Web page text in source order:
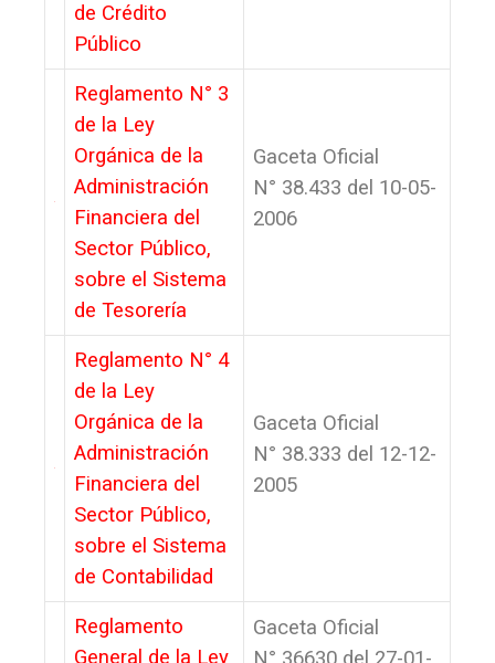
de Crédito
Público
Reglamento N° 3
de la Ley
Orgánica de la
Administración
Financiera del
Sector Público,
sobre el Sistema
de Tesorería
Gaceta Oficial
N° 38.433 del 10-05-
2006
Reglamento N° 4
de la Ley
Orgánica de la
Administración
Financiera del
Sector Público,
sobre el Sistema
de Contabilidad
Gaceta Oficial
N° 38.333 del 12-12-
2005
Reglamento
General de la Ley
Gaceta Oficial